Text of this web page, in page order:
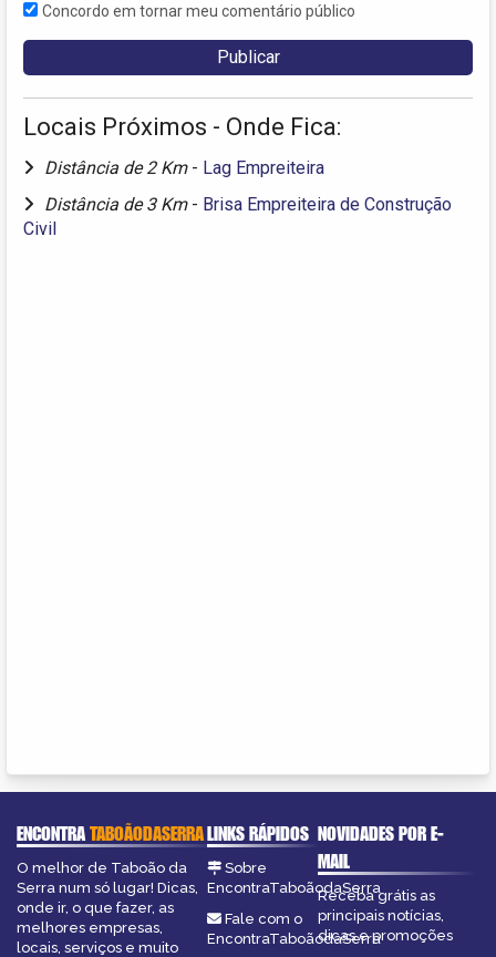
Concordo em tornar meu comentário público
Locais Próximos - Onde Fica:
Distância de 2 Km - Lag Empreiteira
Distância de 3 Km - Brisa Empreiteira de Construção
Civil
ENCONTRATABOÃODASERRA
O melhor de Taboão da
Serra num só lugar! Dicas,
onde ir, o que fazer, as
melhores empresas,
locais, serviços e muito
LINKS RÁPIDOS
Sobre
EncontraTaboãodaSerra
Fale com o
EncontraTaboãodaSerra
NOVIDADES POR E-
MAIL
Receba grátis as
principais notícias,
dicas e promoções